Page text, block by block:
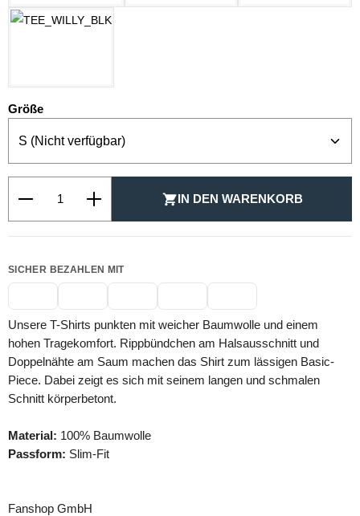
Größeauswählen
IN DEN WARENKORB
SICHER BEZAHLEN MIT
Unsere T-Shirts punkten mit weicher Baumwolle und einem
hohen Tragekomfort. Rippbündchen am Halsausschnitt und
Doppelnähte am Saum machen das Shirt zum lässigen Basic-
Piece. Dabei zeigt es sich mit seinem langen und schmalen
Schnitt körperbetont.
Material: 100% Baumwolle
Passform: Slim-Fit
Fanshop GmbH